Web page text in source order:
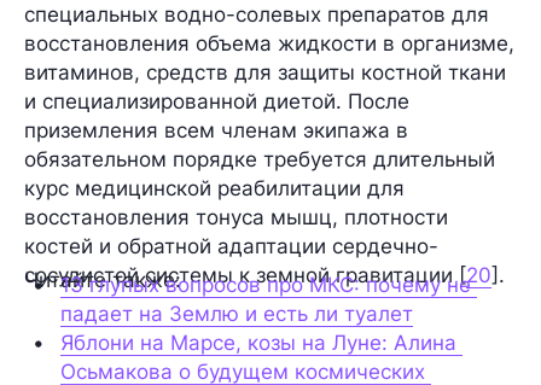
специальных водно-солевых препаратов для
восстановления объема жидкости в организме,
витаминов, средств для защиты костной ткани
и специализированной диетой. После
приземления всем членам экипажа в
обязательном порядке требуется длительный
курс медицинской реабилитации для
восстановления тонуса мышц, плотности
костей и обратной адаптации сердечно-
сосудистой системы к земной гравитации [20].
Читайте также:
13 глупых вопросов про МКС: почему не
падает на Землю и есть ли туалет
Яблони на Марсе, козы на Луне: Алина
Осьмакова о будущем космических